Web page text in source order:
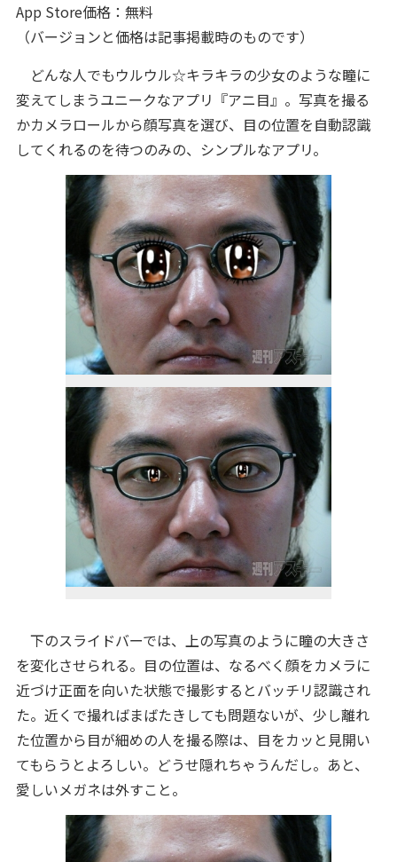
App Store価格：無料
（バージョンと価格は記事掲載時のものです）
どんな人でもウルウル☆キラキラの少女のような瞳に
変えてしまうユニークなアプリ『アニ目』。写真を撮る
かカメラロールから顔写真を選び、目の位置を自動認識
してくれるのを待つのみの、シンプルなアプリ。
下のスライドバーでは、上の写真のように瞳の大きさ
を変化させられる。目の位置は、なるべく顔をカメラに
近づけ正面を向いた状態で撮影するとバッチリ認識され
た。近くで撮ればまばたきしても問題ないが、少し離れ
た位置から目が細めの人を撮る際は、目をカッと見開い
てもらうとよろしい。どうせ隠れちゃうんだし。あと、
愛しいメガネは外すこと。